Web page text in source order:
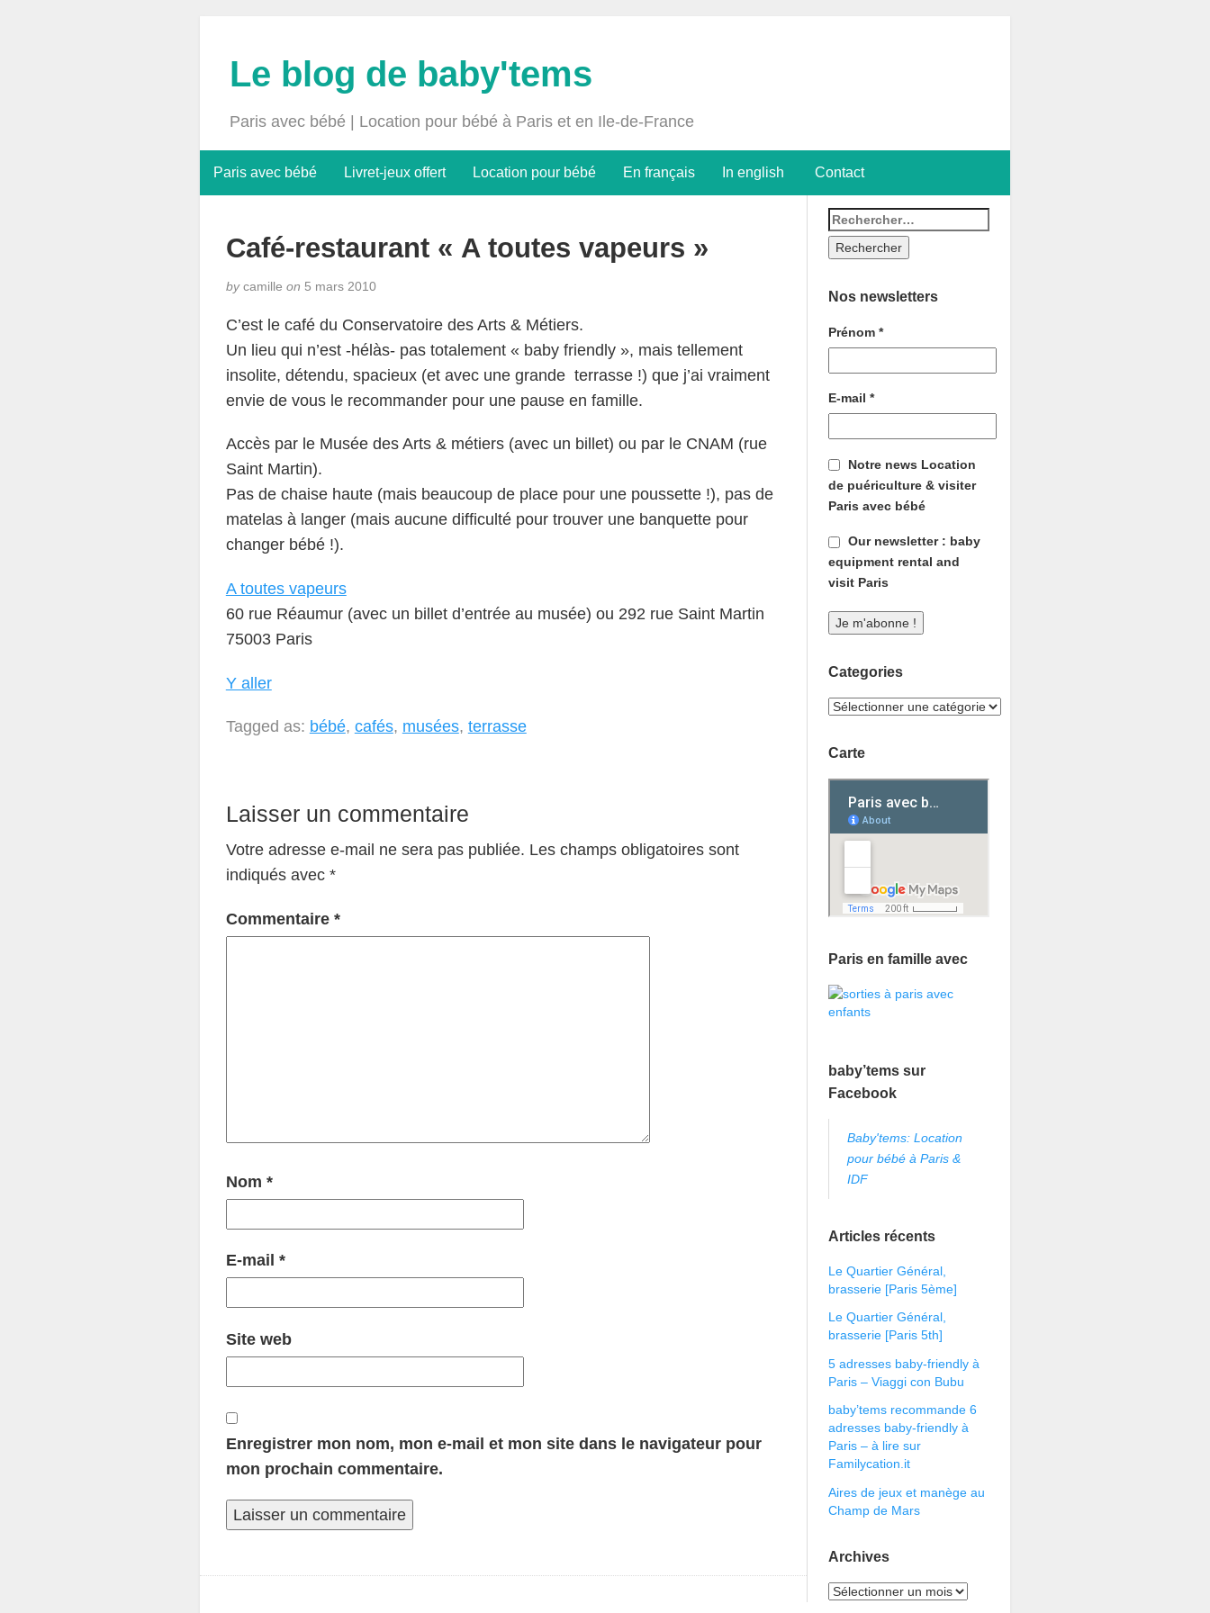
Le blog de baby'tems
Paris avec bébé | Location pour bébé à Paris et en Ile-de-France
Paris avec bébé Livret-jeux offert Location pour bébé En français In english Contact
Café-restaurant « A toutes vapeurs »
bycamille on 5 mars 2010
C’est le café du Conservatoire des Arts & Métiers.
Un lieu qui n’est -hélàs- pas totalement « baby friendly », mais tellement
insolite, détendu, spacieux (et avec une grande terrasse !) que j’ai vraiment
envie de vous le recommander pour une pause en famille.
Accès par le Musée des Arts & métiers (avec un billet) ou par le CNAM (rue
Saint Martin).
Pas de chaise haute (mais beaucoup de place pour une poussette !), pas de
matelas à langer (mais aucune difficulté pour trouver une banquette pour
changer bébé !).
A toutes vapeurs
60 rue Réaumur (avec un billet d’entrée au musée) ou 292 rue Saint Martin
75003 Paris
Y aller
Tagged as: bébé, cafés, musées, terrasse
Laisser un commentaire
Votre adresse e-mail ne sera pas publiée. Les champs obligatoires sont
indiqués avec *
Commentaire *
Nom *
E-mail *
Site web
Enregistrer mon nom, mon e-mail et mon site dans le navigateur pour
mon prochain commentaire.
Nos newsletters
Prénom*
E-mail*
Notre news Location
de puériculture & visiter
Paris avec bébé
Our newsletter : baby
equipment rental and
visit Paris
Categories
Carte
Paris en famille avec
baby’tems sur
Facebook
Baby'tems: Location
pour bébé à Paris &
IDF
Articles récents
Le Quartier Général,
brasserie [Paris 5ème]
Le Quartier Général,
brasserie [Paris 5th]
5 adresses baby-friendly à
Paris – Viaggi con Bubu
baby’tems recommande 6
adresses baby-friendly à
Paris – à lire sur
Familycation.it
Aires de jeux et manège au
Champ de Mars
Archives